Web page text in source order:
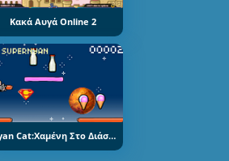
Κακά Αυγά Online 2
Nyan Cat:Χαμένη Στο Διάστημα